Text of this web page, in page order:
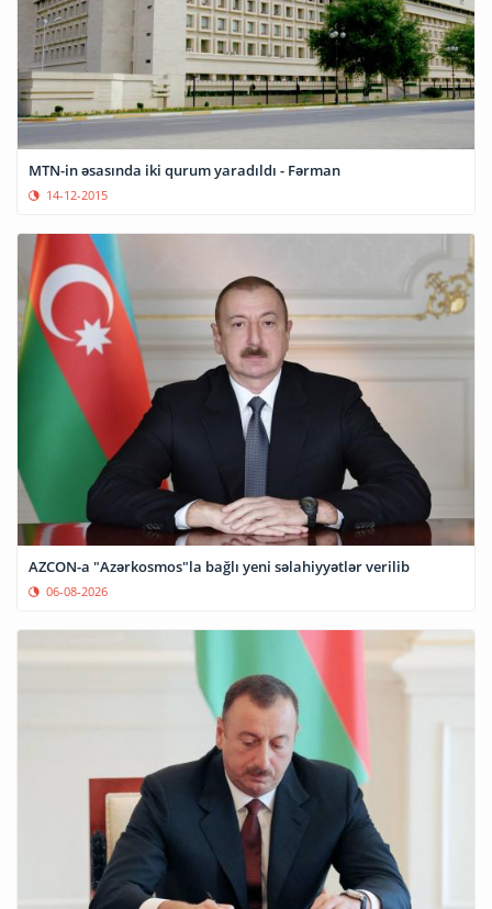
MTN-in əsasında iki qurum yaradıldı - Fərman
14-12-2015
AZCON-a "Azərkosmos"la bağlı yeni səlahiyyətlər verilib
06-08-2026